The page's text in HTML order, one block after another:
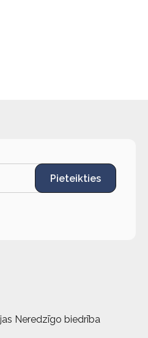
Pieteikties
Neredzīgo biedrība